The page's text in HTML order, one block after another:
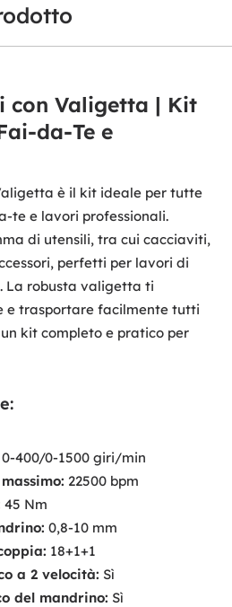
con Valigetta | Kit
da-Te e
è il kit ideale per tutte
te e lavori professionali.
di utensili, tra cui cacciaviti,
perfetti per lavori di
La robusta valigetta ti
e trasportare facilmente tutti
kit completo e pratico per
0-400/0-1500 giri/min
22500 bpm
45 Nm
0,8-10 mm
18+1+1
a 2 velocità: Sì
del mandrino: Sì